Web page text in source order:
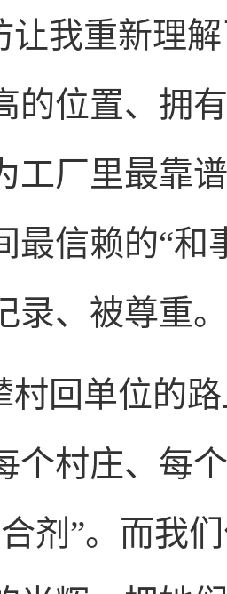
让我重新理
的位置、拥
工厂里最靠
最信赖的“和
录、被尊重。
村回单位的
个村庄、每
剂”。而我